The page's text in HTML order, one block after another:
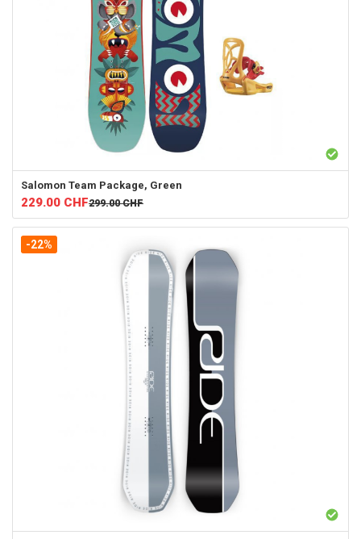
Salomon Team Package, Green
229.00 CHF299.00 CHF
-22%